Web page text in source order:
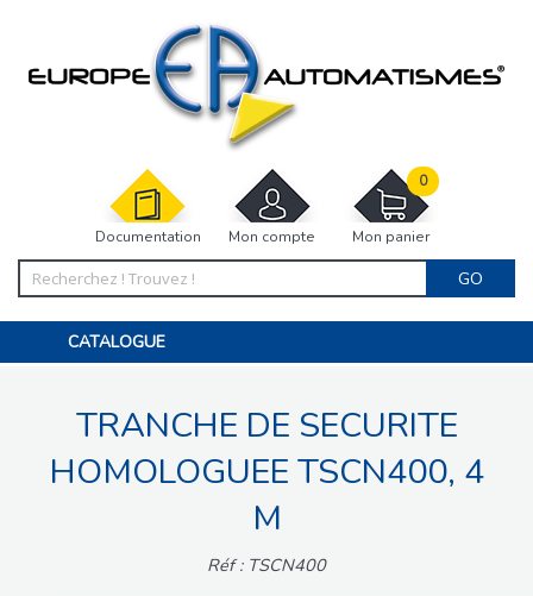
Documentation Mon compte Mon panier
0
GO
CATALOGUE
MOTORISATIONS
ACCESSOIRES ET ELECTRONIQUES
INTERPHONES VISIOPHONES
TRANCHE DE SECURITE
HOMOLOGUEE TSCN400, 4
M
Réf : TSCN400